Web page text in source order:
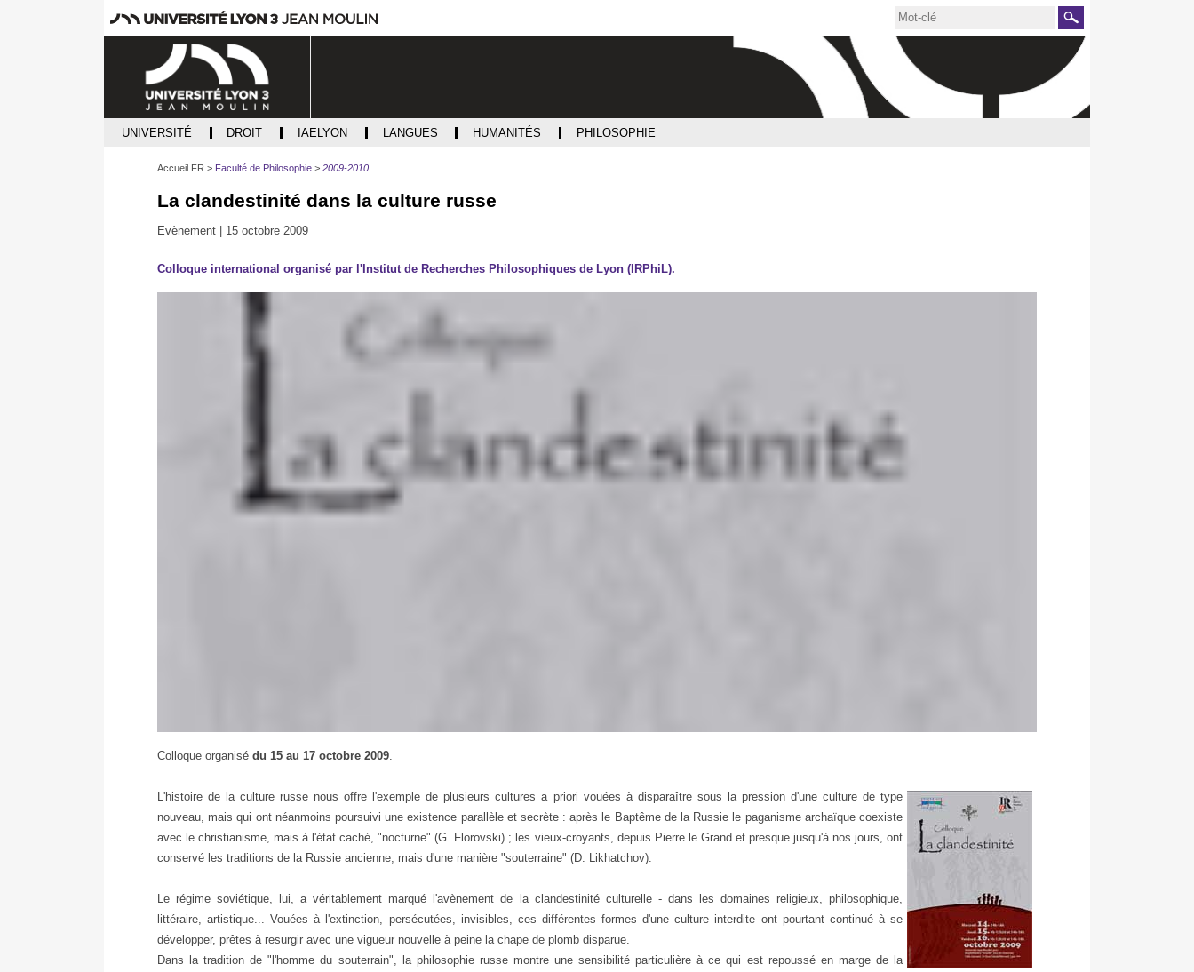
Rechercher
UNIVERSITÉ DROIT IAELYON LANGUES HUMANITÉS PHILOSOPHIE
Accueil FR Faculté de Philosophie 2009-2010
La clandestinité dans la culture russe
Evènement | 15 octobre 2009
Colloque international organisé par l'Institut de Recherches Philosophiques de Lyon (IRPhiL).
La
Colloque organisé du 15 au 17 octobre 2009
L'histoire de la culture russe nous offre l'exemple de plusieurs cultures a priori vouées à disparaître sous la pression d'une culture de type
nouveau, mais qui ont néanmoins poursuivi une existence parallèle et secrète : après le Baptême de la Russie le paganisme archaïque coexiste
avec le christianisme, mais à l'état caché, "nocturne" (G. Florovski) ; les vieux-croyants, depuis Pierre le Grand et presque jusqu'à nos jours, ont
conservé les traditions de la Russie ancienne, mais d'une manière "souterraine" (D. Likhatchov).
Le régime soviétique, lui, a véritablement marqué l'avènement de la clandestinité culturelle - dans les domaines religieux, philosophique,
littéraire, artistique... Vouées à l'extinction, persécutées, invisibles, ces différentes formes d'une culture interdite ont pourtant continué à se
développer, prêtes à resurgir avec une vigueur nouvelle à peine la chape de plomb disparue.
Dans la tradition de "l'homme du souterrain", la philosophie russe montre une sensibilité particulière à ce qui est repoussé en marge de la